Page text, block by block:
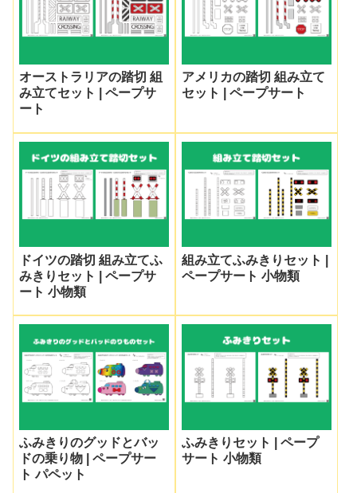
オーストラリアの踏切 組
み立てセット | ペープサ
ート
アメリカの踏切 組み立て
セット | ペープサート
ドイツの踏切 組み立てふ
みきりセット | ペープサ
ート 小物類
組み立てふみきりセット |
ペープサート 小物類
ふみきりのグッドとバッ
ドの乗り物 | ペープサー
ト パペット
ふみきりセット | ペープ
サート 小物類